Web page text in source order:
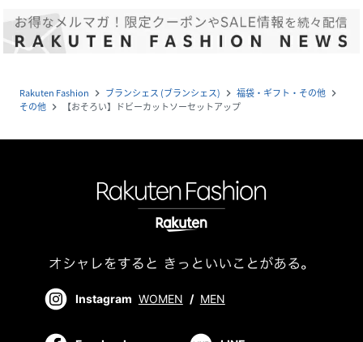
Rakuten Fashion navigate_next ブランシェス (ブランシェス) navigate_next 福袋・ギフト・その他 navigate_next
その他 navigate_next 【おそろい】ドビーカットソーセットアップ
Instagram WOMEN / MEN